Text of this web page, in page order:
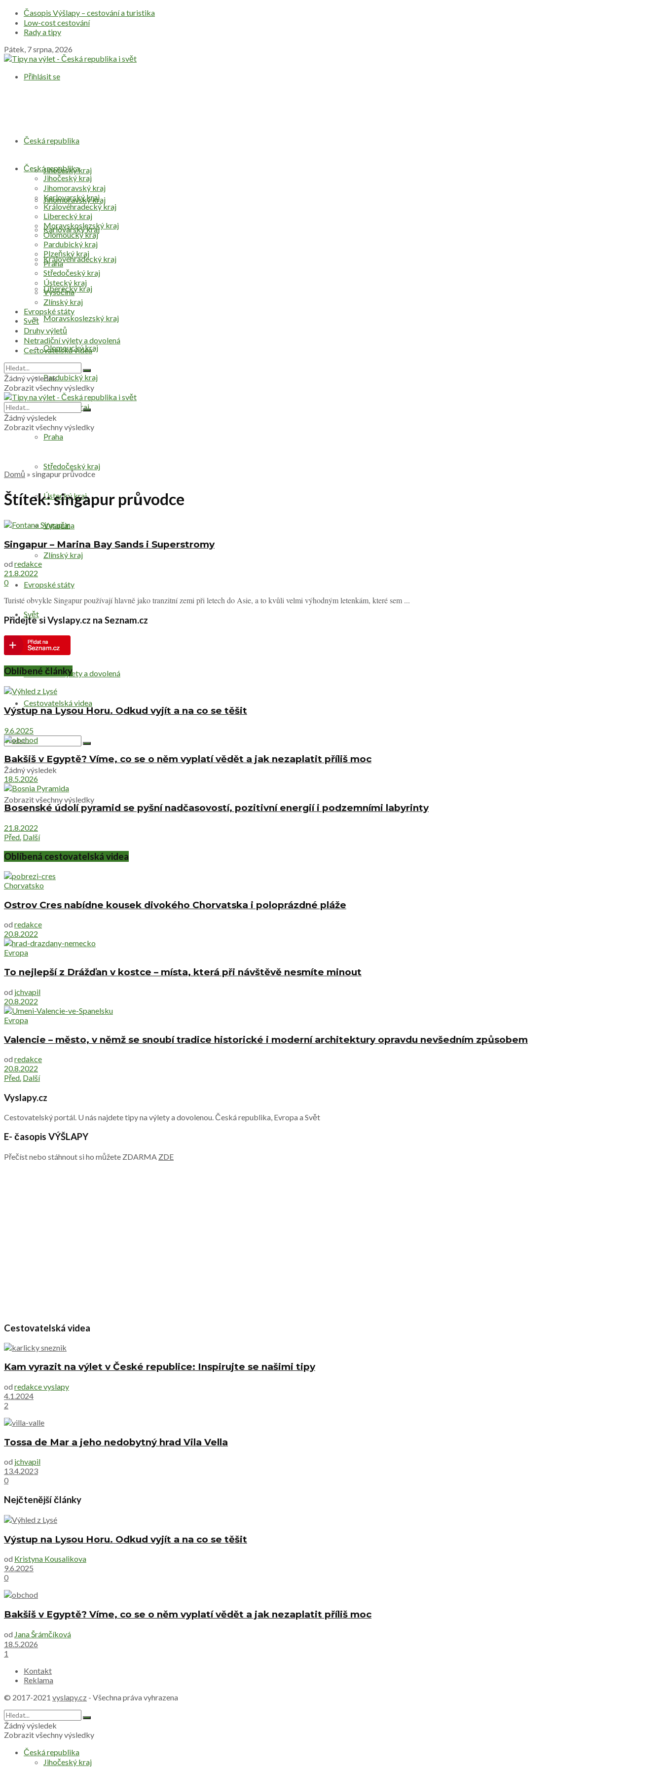
Časopis Výšlapy – cestování a turistika
Low-cost cestování
Rady a tipy
Pátek, 7 srpna, 2026
Přihlásit se
Česká republika
Jihočeský kraj
Jihomoravský kraj
Karlovarský kraj
Královéhradecký kraj
Liberecký kraj
Moravskoslezský kraj
Olomoucký kraj
Pardubický kraj
Plzeňský kraj
Praha
Středočeský kraj
Ústecký kraj
Vysočina
Zlínský kraj
Evropské státy
Svět
Druhy výletů
Netradiční výlety a dovolená
Cestovatelská videa
Žádný výsledek
Zobrazit všechny výsledky
Česká republika
Jihočeský kraj
Jihomoravský kraj
Karlovarský kraj
Královéhradecký kraj
Liberecký kraj
Moravskoslezský kraj
Olomoucký kraj
Pardubický kraj
Plzeňský kraj
Praha
Středočeský kraj
Ústecký kraj
Vysočina
Zlínský kraj
Evropské státy
Svět
Druhy výletů
Netradiční výlety a dovolená
Cestovatelská videa
Žádný výsledek
Zobrazit všechny výsledky
Žádný výsledek
Zobrazit všechny výsledky
Domů » singapur průvodce
Štítek:singapur průvodce
Singapur – Marina Bay Sands i Superstromy
od redakce
21.8.2022
0
Turisté obvykle Singapur používají hlavně jako tranzitní zemi při letech do Asie, a to kvůli velmi výhodným letenkám, které sem ...
Přidejte si Vyslapy.cz na Seznam.cz
Oblíbené články
Výstup na Lysou Horu. Odkud vyjít a na co se těšit
9.6.2025
Bakšiš v Egyptě? Víme, co se o něm vyplatí vědět a jak nezaplatit příliš moc
18.5.2026
Bosenské údolí pyramid se pyšní nadčasovostí, pozitivní energií i podzemními labyrinty
21.8.2022
Před. Další
Oblíbená cestovatelská videa
Chorvatsko
Ostrov Cres nabídne kousek divokého Chorvatska i poloprázdné pláže
od redakce
20.8.2022
Evropa
To nejlepší z Drážďan v kostce – místa, která při návštěvě nesmíte minout
od jchvapil
20.8.2022
Evropa
Valencie – město, v němž se snoubí tradice historické i moderní architektury opravdu nevšedním způsobem
od redakce
20.8.2022
Před. Další
Vyslapy.cz
Cestovatelský portál. U nás najdete tipy na výlety a dovolenou. Česká republika, Evropa a Svět
E- časopis VÝŠLAPY
Přečíst nebo stáhnout si ho můžete ZDARMA ZDE
Cestovatelská videa
Kam vyrazit na výlet v České republice: Inspirujte se našimi tipy
od redakce vyslapy
4.1.2024
2
Tossa de Mar a jeho nedobytný hrad Vila Vella
od jchvapil
13.4.2023
0
Nejčtenější články
Výstup na Lysou Horu. Odkud vyjít a na co se těšit
od Kristyna Kousalikova
9.6.2025
0
Bakšiš v Egyptě? Víme, co se o něm vyplatí vědět a jak nezaplatit příliš moc
od Jana Šrámčíková
18.5.2026
1
Kontakt
Reklama
© 2017-2021 vyslapy.cz - Všechna práva vyhrazena
Žádný výsledek
Zobrazit všechny výsledky
Česká republika
Jihočeský kraj